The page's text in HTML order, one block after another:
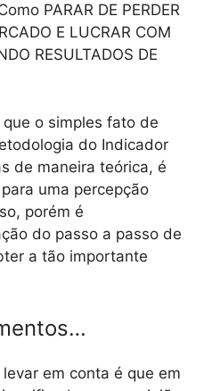
PARAR DE PERDER
E LUCRAR COM
RESULTADOS DE
o simples fato de
do Indicador
de maneira teórica, é
uma percepção
porém é
do passo a passo de
a tão importante
em conta é que em